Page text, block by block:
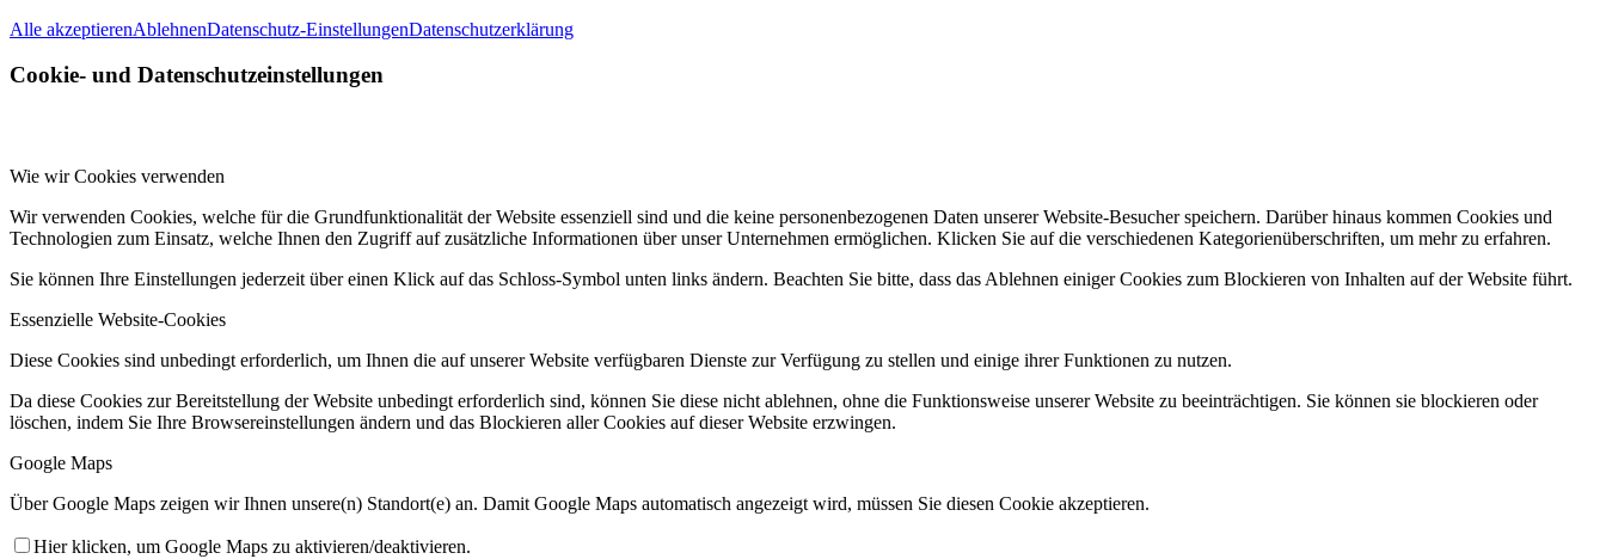
Alle akzeptierenAblehnenDatenschutz-EinstellungenDatenschutzerklärung
Cookie- und Datenschutzeinstellungen
Wie wir Cookies verwenden
Wir verwenden Cookies, welche für die Grundfunktionalität der Website essenziell sind und die keine personenbezogenen Daten unserer Website-Besucher speichern. Darüber hinaus kommen Cookies und
Technologien zum Einsatz, welche Ihnen den Zugriff auf zusätzliche Informationen über unser Unternehmen ermöglichen. Klicken Sie auf die verschiedenen Kategorienüberschriften, um mehr zu erfahren.
Sie können Ihre Einstellungen jederzeit über einen Klick auf das Schloss-Symbol unten links ändern. Beachten Sie bitte, dass das Ablehnen einiger Cookies zum Blockieren von Inhalten auf der Website führt.
Essenzielle Website-Cookies
Diese Cookies sind unbedingt erforderlich, um Ihnen die auf unserer Website verfügbaren Dienste zur Verfügung zu stellen und einige ihrer Funktionen zu nutzen.
Da diese Cookies zur Bereitstellung der Website unbedingt erforderlich sind, können Sie diese nicht ablehnen, ohne die Funktionsweise unserer Website zu beeinträchtigen. Sie können sie blockieren oder
löschen, indem Sie Ihre Browsereinstellungen ändern und das Blockieren aller Cookies auf dieser Website erzwingen.
Google Maps
Über Google Maps zeigen wir Ihnen unsere(n) Standort(e) an. Damit Google Maps automatisch angezeigt wird, müssen Sie diesen Cookie akzeptieren.
Hier klicken, um Google Maps zu aktivieren/deaktivieren.